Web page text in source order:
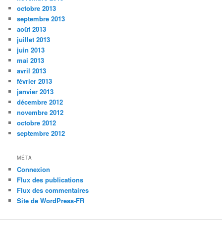
octobre 2013
septembre 2013
août 2013
juillet 2013
juin 2013
mai 2013
avril 2013
février 2013
janvier 2013
décembre 2012
novembre 2012
octobre 2012
septembre 2012
MÉTA
Connexion
Flux des publications
Flux des commentaires
Site de WordPress-FR